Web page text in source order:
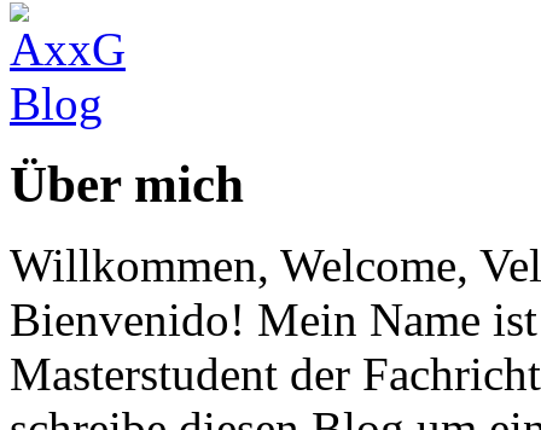
Über mich
Willkommen, Welcome,
Bienvenido! Mein Name
Masterstudent der